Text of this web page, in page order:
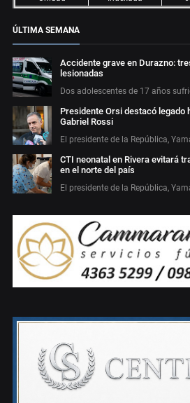
ÚLTIMA SEMANA
Accidente grave en Durazno:
lesionadas
Dos adolescentes de 17 años
Presidente Orsi destacó legado
Gabriel Rossi
El presidente de la República,
CTI neonatal en Rivera evitará
en el norte del país
El presidente de la República,